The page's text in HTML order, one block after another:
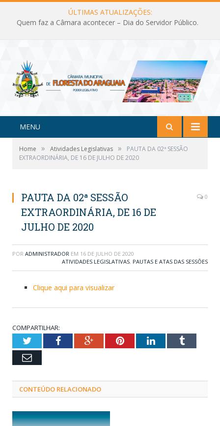
ÚLTIMAS ATUALIZAÇÕES:
Quem faz a Câmara acontecer – Dia do Servidor Público.
MENU
Home » Atividades Legislativas »
PAUTA DA 02ª SESSÃO
EXTRAORDINÁRIA, DE 16 DE JULHO DE 2020
PAUTA DA 02ª SESSÃO
EXTRAORDINÁRIA, DE 16 DE
JULHO DE 2020
0
POR ADMINISTRADOR EM 16 DE JULHO DE 2020
ATIVIDADES LEGISLATIVAS, PAUTAS E ATAS DAS SESSÕES
Clique aqui para visualizar
COMPARTILHAR:
TwitterFacebookGoogle+PinterestLinkedInTumblr
Email
CONTEÚDO RELACIONADO